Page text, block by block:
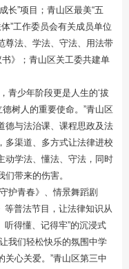
长”项目；青山区最美“五
”工作委员会有关成员单位
尊法、学法、守法、用法带
》；青山区关工委共建单
青少年阶段更是人生的‘拔
德树人的重要使命。”青山区
德与法治课、课程思政及法
多渠道、多方式让法律进校
动学法、懂法、守法，同时
带来的伤害。
护青春》、情景舞蹈剧
等普法节目，让法律知识从
听得懂、记得牢”的沉浸式
我们轻松快乐的氛围中学
心关爱。”青山区第三中